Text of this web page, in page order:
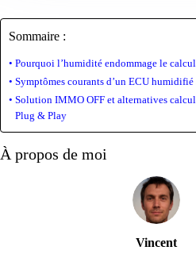
Sommaire :
Pourquoi l’humidité endommage le
Symptômes courants d’un ECU humidifié
Solution IMMO OFF et alternatives
Plug & Play
À propos de moi
Vincent